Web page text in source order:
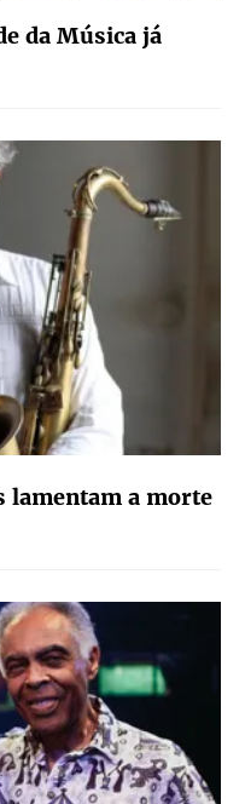
da Música já
lamentam a morte